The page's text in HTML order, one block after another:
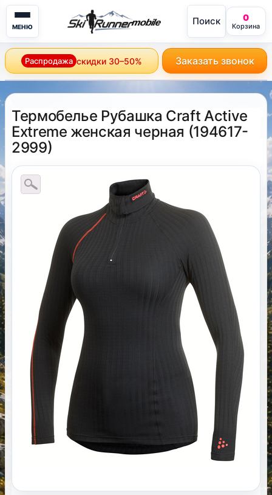
МЕНЮ mobile Поиск 0
Корзина
Распродажа скидки 30–50% Заказать звонок
Термобелье Рубашка Craft Active
Extreme женская черная (194617-
2999)